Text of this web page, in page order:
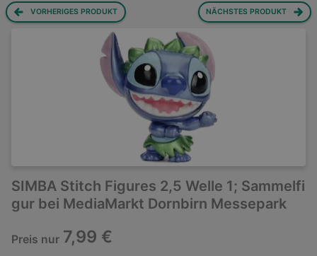
VORHERIGES PRODUKT NÄCHSTES PRODUKT
SIMBA Stitch Figures 2,5 Welle 1; Sammelfi
gur bei MediaMarkt Dornbirn Messepark
Preis nur 7,99 €